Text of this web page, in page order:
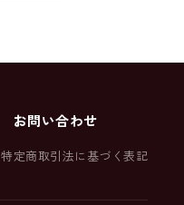
お問い合わせ
特定商取引法に基づく表記